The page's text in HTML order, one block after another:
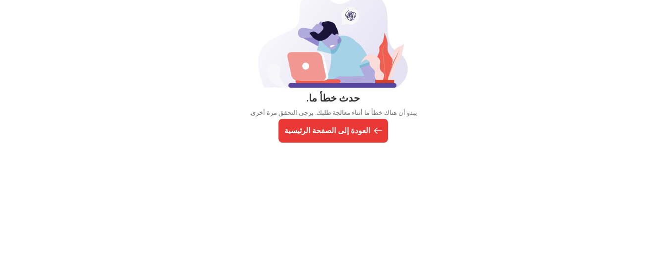
حدث خطأ ما.
يبدو أن هناك خطأ ما أثناء معالجة طلبك. يرجى التحقق مرة أخرى.
العودة إلى الصفحة الرئيسية